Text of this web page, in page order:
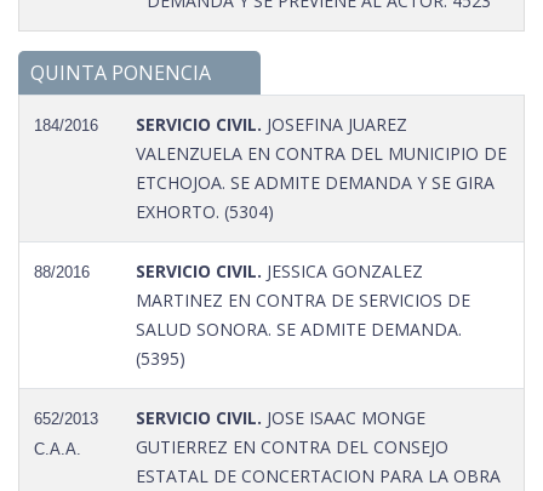
QUINTA PONENCIA
184/2016 SERVICIO CIVIL. JOSEFINA JUAREZ
VALENZUELA EN CONTRA DEL MUNICIPIO DE
ETCHOJOA. SE ADMITE DEMANDA Y SE GIRA
EXHORTO. (5304)
88/2016 SERVICIO CIVIL. JESSICA GONZALEZ
MARTINEZ EN CONTRA DE SERVICIOS DE
SALUD SONORA. SE ADMITE DEMANDA.
(5395)
652/2013
C.A.A.
SERVICIO CIVIL. JOSE ISAAC MONGE
GUTIERREZ EN CONTRA DEL CONSEJO
ESTATAL DE CONCERTACION PARA LA OBRA